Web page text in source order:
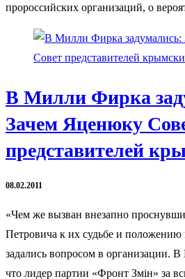
пророссийских организаций, о
В Милли Фирка
Зачем Яценюку
представителей
08.02.2011
«Чем же вызван внезапно
Петровича к их судьбе и положению
задались вопросом в организации.
что лидер партии «Фронт Змін» за